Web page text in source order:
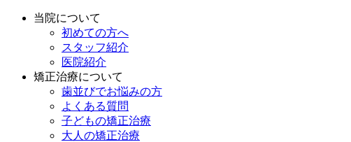
当院について
初めての方へ
スタッフ紹介
医院紹介
矯正治療について
歯並びでお悩みの方
よくある質問
子どもの矯正治療
大人の矯正治療